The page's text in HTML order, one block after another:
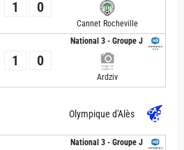
1 0
Cannet Rocheville
National 3 - Groupe J
1 0
Ardziv
Olympique d'Alès
National 3 - Groupe J